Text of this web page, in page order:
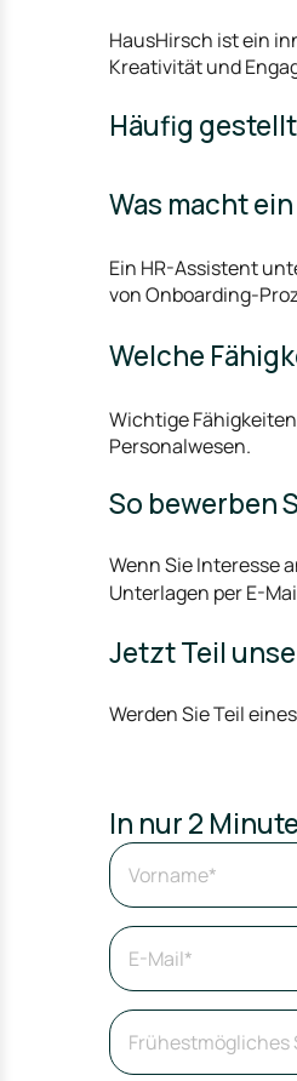
HausHirsch ist ein
Kreativität und
Häufig
Was macht
Ein HR-Assistent
von Onboarding-
Welche
Wichtige
Personalwesen.
So bewerben
Wenn Sie Interesse
Unterlagen per E-
Jetzt Teil
Werden Sie Teil
In nur 2